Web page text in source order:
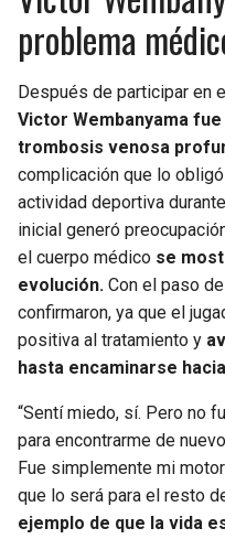
problema
Después de participar en
Victor Wembanyama
trombosis venosa
complicación que lo
actividad deportiva
inicial generó
el cuerpo médico se
evolución. Con el paso
confirmaron, ya que el
positiva al tratamiento y
hasta encaminarse
“Sentí miedo, sí. Pero no
para encontrarme de
Fue simplemente mi
que lo será para el resto
ejemplo de que la vida